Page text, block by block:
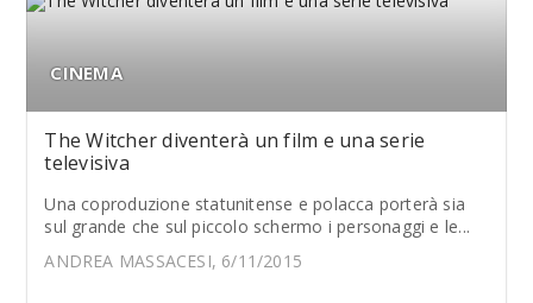
CINEMA
The Witcher diventerà un film e una serie
televisiva
Una coproduzione statunitense e polacca porterà sia
sul grande che sul piccolo schermo i personaggi e le...
ANDREA MASSACESI, 6/11/2015